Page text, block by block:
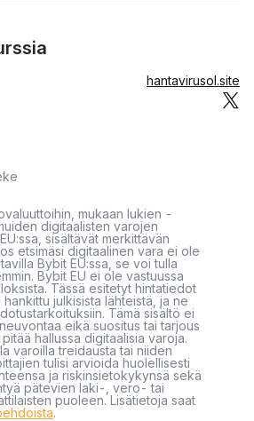
hantavirusol.site
mukaan lukien -
digitaalisten varojen
sisältävät merkittävän
etsimäsi digitaalinen vara ei ole
Bybit EU:ssa, se voi tulla
Bybit EU ei ole vastuussa
Tässä esitetyt hintatiedot
julkisista lähteistä, ja ne
Tämä sisältö ei
eikä suositus tai tarjous
hallussa digitaalisia varoja.
varoilla treidausta tai niiden
tulisi arvioida huolellisesti
ja riskinsietokykynsä sekä
pätevien laki-, vero- tai
puoleen. Lisätietoja saat
.